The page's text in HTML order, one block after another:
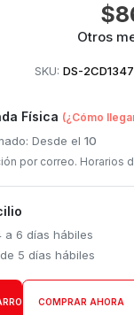
Otros
SKU: DS-
Física (¿Cómo
Desde el10
por correo. Horarios
a 6 días hábiles
5 días hábiles
COMPRAR AHORA